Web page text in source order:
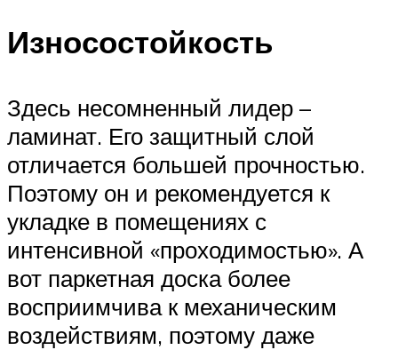
Износостойкость
Здесь несомненный лидер –
ламинат. Его защитный слой
отличается большей прочностью.
Поэтому он и рекомендуется к
укладке в помещениях с
интенсивной «проходимостью». А
вот паркетная доска более
восприимчива к механическим
воздействиям, поэтому даже